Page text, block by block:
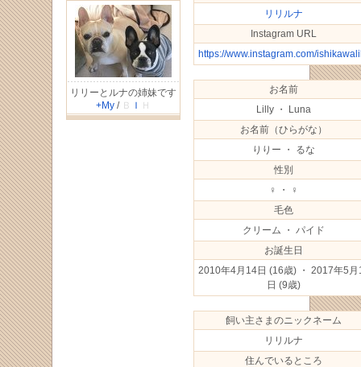
リリーとルナの姉妹です
+My/ Ｂ Ｉ Ｈ
リリルナ
Instagram URL
https://www.instagram.com/
お名前
Lilly ・ Luna
お名前（ひらがな）
りりー ・ るな
性別
♀ ・ ♀
毛色
クリーム ・ パイド
お誕生日
2010年4月14日 (16歳) ・ 2017年5月
日 (9歳)
飼い主さまのニックネーム
リリルナ
住んでいるところ